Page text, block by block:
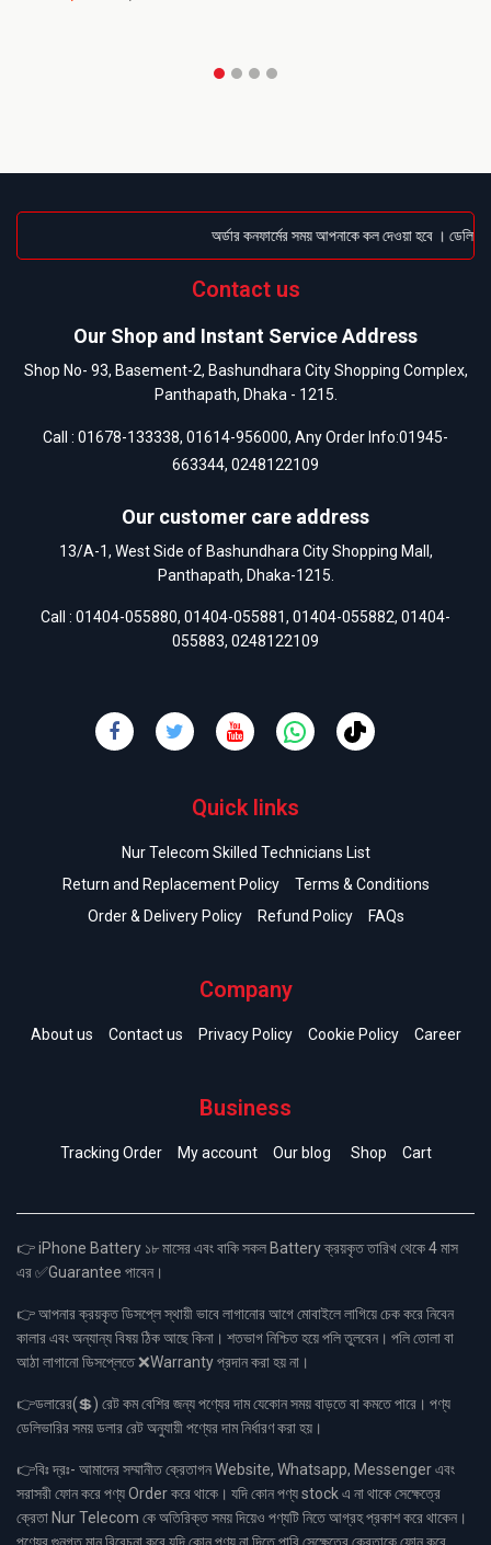
অর্ডার কনফার্মের সময় আপনাকে কল দেওয়া হবে ।
Contact us
Our Shop and Instant Service Address
Shop No- 93, Basement-2, Bashundhara City Shopping Complex,
Panthapath, Dhaka - 1215.
Call : 01678-133338, 01614-956000, Any Order Info:01945-
663344, 0248122109
Our customer care address
13/A-1, West Side of Bashundhara City Shopping Mall,
Panthapath, Dhaka-1215.
Call : 01404-055880, 01404-055881, 01404-055882, 01404-
055883, 0248122109
Quick links
Nur Telecom Skilled Technicians List
Return and Replacement Policy
Terms & Conditions
Order & Delivery Policy
Refund Policy FAQs
Company
About us Contact us Privacy Policy Cookie Policy Career
Business
Tracking Order My account Our blog Shop Cart
👉 iPhone Battery ১৮ মাসের এবং বাকি সকল Battery ক্রয়কৃত তারিখ থেকে 4 মাস
এর ✅Guarantee পাবেন।
👉 আপনার ক্রয়কৃত ডিসপ্লে স্থায়ী ভাবে লাগানোর আগে মোবাইলে লাগিয়ে চেক করে নিবেন
কালার এবং অন্যান্য বিষয় ঠিক আছে কিনা। শতভাগ নিশ্চিত হয়ে পলি তুলবেন। পলি তোলা বা
আঠা লাগানো ডিসপ্লেতে ❌Warranty প্রদান করা হয় না।
👉ডলারের(💲) রেট কম বেশির জন্য পণ্যের দাম যেকোন সময় বাড়তে বা কমতে পারে। পণ্য
ডেলিভারির সময় ডলার রেট অনুযায়ী পণ্যের দাম নির্ধারণ করা হয়।
👉বিঃ দ্রঃ- আমাদের সম্মানীত ক্রেতাগন Website, Whatsapp, Messenger এবং
সরাসরী ফোন করে পণ্য Order করে থাকে। যদি কোন পণ্য stock এ না থাকে সেক্ষেত্রে
ক্রেতা Nur Telecom কে অতিরিক্ত সময় দিয়েও পণ্যটি নিতে আগ্রহ প্রকাশ করে থাকেন।